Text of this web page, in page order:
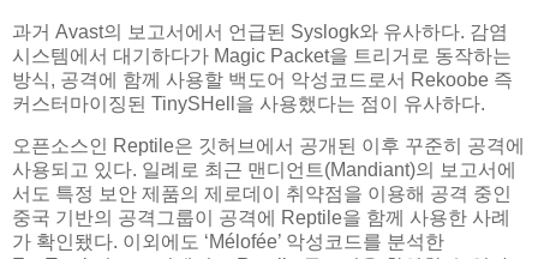
과거 Avast의 보고서에서 언급된 Syslogk와 유사하다. 감염
시스템에서 대기하다가 Magic Packet을 트리거로 동작하는
방식, 공격에 함께 사용할 백도어 악성코드로서 Rekoobe 즉
커스터마이징된 TinySHell을 사용했다는 점이 유사하다.
오픈소스인 Reptile은 깃허브에서 공개된 이후 꾸준히 공격에
사용되고 있다. 일례로 최근 맨디언트(Mandiant)의 보고서에
서도 특정 보안 제품의 제로데이 취약점을 이용해 공격 중인
중국 기반의 공격그룹이 공격에 Reptile을 함께 사용한 사례
가 확인됐다. 이외에도 ‘Mélofée’ 악성코드를 분석한